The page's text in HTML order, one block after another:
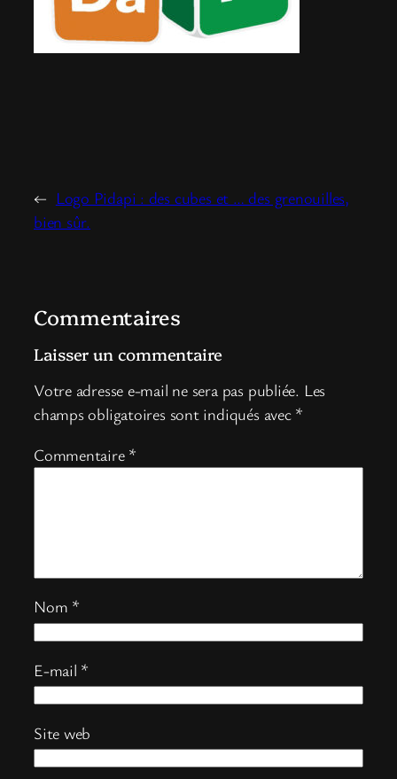
← Logo Pidapi : des cubes et … des grenouilles,
bien sûr.
Commentaires
Laisser un commentaire
Votre adresse e-mail ne sera pas publiée. Les
champs obligatoires sont indiqués avec *
Commentaire *
Nom *
E-mail *
Site web